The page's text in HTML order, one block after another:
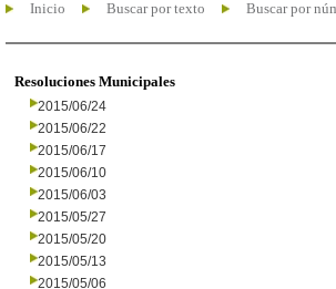
Inicio Buscar por texto Buscar por
Resoluciones Municipales
2015/06/24
2015/06/22
2015/06/17
2015/06/10
2015/06/03
2015/05/27
2015/05/20
2015/05/13
2015/05/06